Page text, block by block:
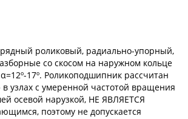
роликовый, радиально-упорный,
со скосом на наружном кольце
17º. Роликоподшипник рассчитан
узлах с умеренной частотой вращения
осевой нарузкой, НЕ ЯВЛЯЕТСЯ
поэтому не допускается